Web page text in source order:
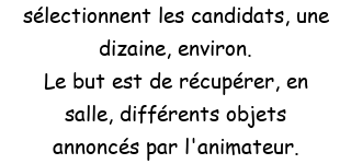
sélectionnent les candidats, une
dizaine, environ.
Le but est de récupérer, en
salle, différents objets
annoncés par l'animateur.